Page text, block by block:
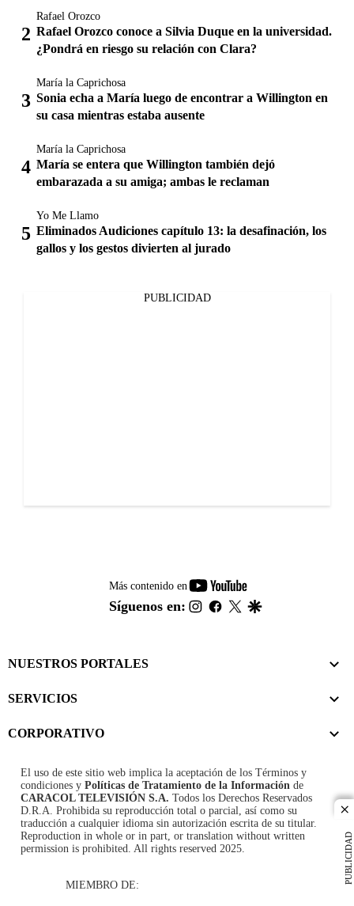
PUBLICIDAD
Rafael Orozco
Rafael Orozco conoce a Silvia Duque en la universidad.
¿Pondrá en riesgo su relación con Clara?
María la Caprichosa
Sonia echa a María luego de encontrar a Willington en
su casa mientras estaba ausente
María la Caprichosa
María se entera que Willington también dejó
embarazada a su amiga; ambas le reclaman
Yo Me Llamo
Eliminados Audiciones capítulo 13: la desafinación, los
gallos y los gestos divierten al jurado
PUBLICIDAD
Más contenido en
youtube-
footer
Síguenos en: instagram
facebook
twitter
NUESTROS PORTALES
SERVICIOS
CORPORATIVO
El uso de este sitio web implica la aceptación de los Términos y
condiciones y Políticas de Tratamiento de la Información de
CARACOL TELEVISIÓN S.A. Todos los Derechos Reservados
D.R.A. Prohibida su reproducción total o parcial, así como su
traducción a cualquier idioma sin autorización escrita de su titular.
Reproduction in whole or in part, or translation without written
permission is prohibited. All rights reserved 2025.
MIEMBRO DE: